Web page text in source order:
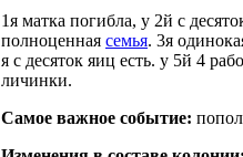
1я матка погибла, у 2й с
полноценная семья. 3я
я с десяток яиц есть. у 5й 4
личинки.
Самое важное событие: